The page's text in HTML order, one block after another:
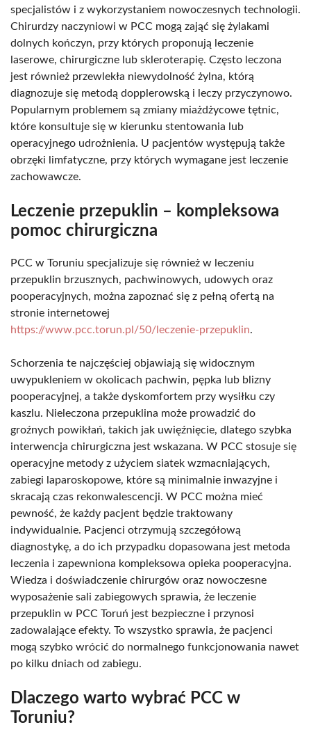
specjalistów i z wykorzystaniem nowoczesnych technologii.
Chirurdzy naczyniowi w PCC mogą zająć się żylakami
dolnych kończyn, przy których proponują leczenie
laserowe, chirurgiczne lub skleroterapię. Często leczona
jest również przewlekła niewydolność żylna, którą
diagnozuje się metodą dopplerowską i leczy przyczynowo.
Popularnym problemem są zmiany miażdżycowe tętnic,
które konsultuje się w kierunku stentowania lub
operacyjnego udrożnienia. U pacjentów występują także
obrzęki limfatyczne, przy których wymagane jest leczenie
zachowawcze.
Leczenie przepuklin – kompleksowa
pomoc chirurgiczna
PCC w Toruniu specjalizuje się również w leczeniu
przepuklin brzusznych, pachwinowych, udowych oraz
pooperacyjnych, można zapoznać się z pełną ofertą na
stronie internetowej
https://www.pcc.torun.pl/50/leczenie-przepuklin.
Schorzenia te najczęściej objawiają się widocznym
uwypukleniem w okolicach pachwin, pępka lub blizny
pooperacyjnej, a także dyskomfortem przy wysiłku czy
kaszlu. Nieleczona przepuklina może prowadzić do
groźnych powikłań, takich jak uwięźnięcie, dlatego szybka
interwencja chirurgiczna jest wskazana. W PCC stosuje się
operacyjne metody z użyciem siatek wzmacniających,
zabiegi laparoskopowe, które są minimalnie inwazyjne i
skracają czas rekonwalescencji. W PCC można mieć
pewność, że każdy pacjent będzie traktowany
indywidualnie. Pacjenci otrzymują szczegółową
diagnostykę, a do ich przypadku dopasowana jest metoda
leczenia i zapewniona kompleksowa opieka pooperacyjna.
Wiedza i doświadczenie chirurgów oraz nowoczesne
wyposażenie sali zabiegowych sprawia, że leczenie
przepuklin w PCC Toruń jest bezpieczne i przynosi
zadowalające efekty. To wszystko sprawia, że pacjenci
mogą szybko wrócić do normalnego funkcjonowania nawet
po kilku dniach od zabiegu.
Dlaczego warto wybrać PCC w
Toruniu?